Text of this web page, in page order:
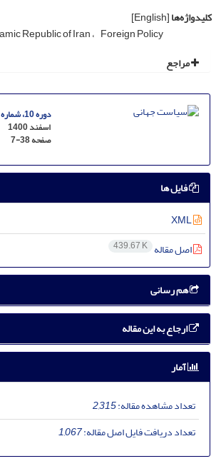
کلیدواژه‌ها[English]
Republic of Iran Foreign Policy
مراجع
دوره 10، شماره 4 - شماره پیاپی 38
اسفند 1400
صفحه7-38
فایل ها
اصل مقاله 439.67 K
هم رسانی
ارجاع به این مقاله
آمار
تعداد مشاهده مقاله:2,315
تعداد دریافت فایل اصل مقاله:1,067